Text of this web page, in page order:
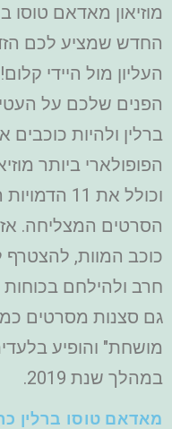
מוזיאון מאדאם טוסו
החדש שמציע לכם
העליון מול היידי
הפנים שלכם על
ברלין ולהיות כוכבים
הפופולארי ביותר
וכולל את
הסרטים המצליחה.
כוכב המוות, להצטרף
חרב ולהילחם בכוחות
גם סצנות מסרטים
מושחת" והופיע
במהלך שנת 2019.
מאדאם טוסו ברלין